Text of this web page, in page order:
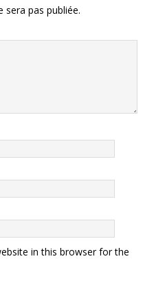
sera pas publiée.
in this browser for the